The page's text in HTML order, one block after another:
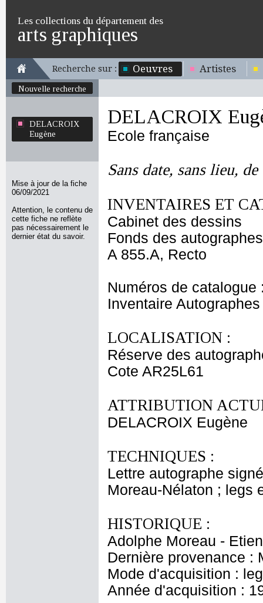
Les collections du département des
arts graphiques
Recherche sur : Oeuvres Artistes
Nouvelle recherche
DELACROIX
Eugène
Mise à jour de la fiche
06/09/2021
Attention, le contenu de
cette fiche ne reflète
pas nécessairement le
dernier état du savoir.
DELACROIX
Ecole française
Sans date, sans lieu,
INVENTAIRES ET
Cabinet des dessins
Fonds des autographes
A 855.A, Recto
Numéros de catalogue
Inventaire
LOCALISATION :
Réserve des
Cote AR25L61
ATTRIBUTION
DELACROIX Eugène
TECHNIQUES :
Lettre autographe
Moreau-Nélaton ; legs
HISTORIQUE :
Adolphe Moreau -
Dernière provenance :
Mode d'acquisition :
Année d'acquisition :